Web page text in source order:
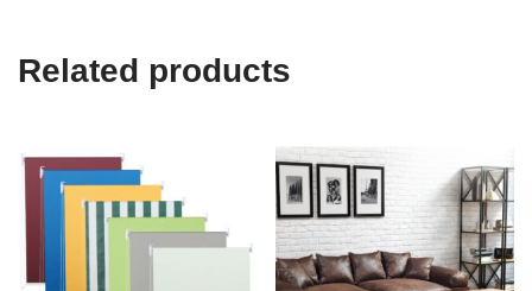
Related products